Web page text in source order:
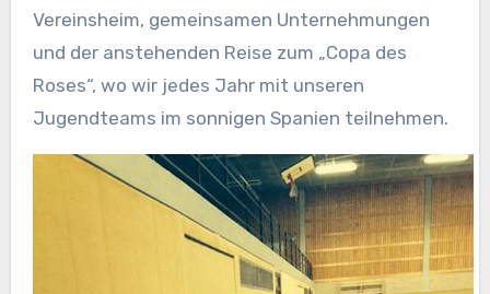
Vereinsheim, gemeinsamen Unternehmungen
und der anstehenden Reise zum „Copa des
Roses“, wo wir jedes Jahr mit unseren
Jugendteams im sonnigen Spanien teilnehmen.